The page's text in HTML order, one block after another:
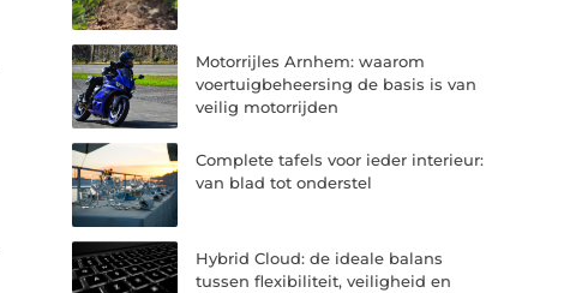
Motorrijles Arnhem: waarom
voertuigbeheersing de basis is van
veilig motorrijden
Complete tafels voor ieder interieur:
van blad tot onderstel
Hybrid Cloud: de ideale balans
tussen flexibiliteit, veiligheid en